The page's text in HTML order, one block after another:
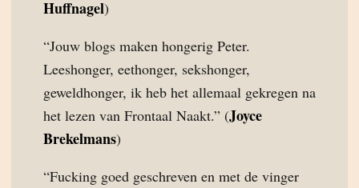
Huffnagel)
“Jouw blogs maken hongerig Peter.
Leeshonger, eethonger, sekshonger,
geweldhonger, ik heb het allemaal gekregen na
het lezen van Frontaal Naakt.” (Joyce
Brekelmans)
“Fucking goed geschreven en met de vinger